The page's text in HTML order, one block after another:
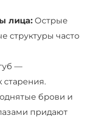
лица: Острые
структуры часто
—
старения.
брови и
придают